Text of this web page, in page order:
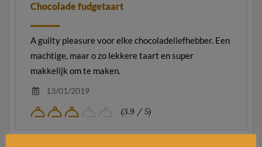
Chocolade fudgetaart
A guilty pleasure voor elke chocoladeliefhebber. Een
machtige, maar o zo lekkere taart en super
makkelijk om te maken.
13/01/2019
(3.9 / 5)